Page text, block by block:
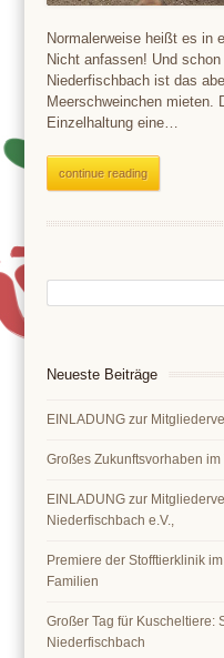
Normalerweise heißt es in
Nicht anfassen! Und
Niederfischbach ist das
Meerschweinchen mieten.
Einzelhaltung eine…
continue reading
Neueste Beiträge
EINLADUNG zur
Großes Zukunftsvorhaben
EINLADUNG zur
Niederfischbach e.V.,
Premiere der Stofftierklinik
Familien
Großer Tag für Kuscheltiere:
Niederfischbach